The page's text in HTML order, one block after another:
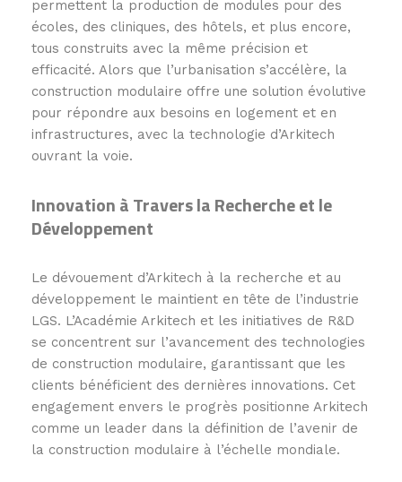
permettent la production de modules pour des
écoles, des cliniques, des hôtels, et plus encore,
tous construits avec la même précision et
efficacité. Alors que l’urbanisation s’accélère, la
construction modulaire offre une solution évolutive
pour répondre aux besoins en logement et en
infrastructures, avec la technologie d’Arkitech
ouvrant la voie.
Innovation à Travers la Recherche et le
Développement
Le dévouement d’Arkitech à la recherche et au
développement le maintient en tête de l’industrie
LGS. L’Académie Arkitech et les initiatives de R&D
se concentrent sur l’avancement des technologies
de construction modulaire, garantissant que les
clients bénéficient des dernières innovations. Cet
engagement envers le progrès positionne Arkitech
comme un leader dans la définition de l’avenir de
la construction modulaire à l’échelle mondiale.